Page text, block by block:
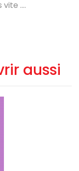
....
aussi